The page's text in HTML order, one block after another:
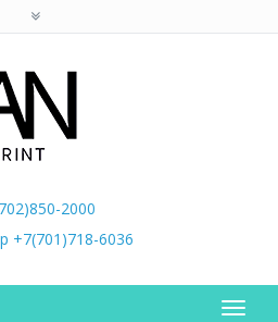
2000
+7(701)718-6036